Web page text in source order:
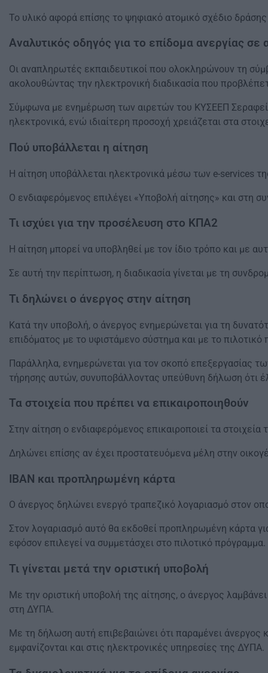
Το υλικό αφορά επίσης το ψηφιακό ατομικό σχέδιο
Αναλυτικός οδηγός για το επίδομα ανεργίας
Οι αναπληρωτές εκπαιδευτικοί που ολοκληρώνουν τη
ακολουθώντας την ηλεκτρονική διαδικασία που
Σύμφωνα με ενημέρωση των αιρετών του ΚΥΣΕΕΠ
ηλεκτρονικά, ενώ ιδιαίτερη προσοχή χρειάζεται στα
Πού υποβάλλεται η αίτηση
Η αίτηση υποβάλλεται ηλεκτρονικά μέσω των e-services
Ο ενδιαφερόμενος επιλέγει «Υποβολή αίτησης» και στη
Τι ισχύει για την προσέλευση στο ΚΠΑ2
Η αίτηση μπορεί να υποβληθεί με τον ίδιο τρόπο και με
Σε αυτή την περίπτωση, η διαδικασία γίνεται με τη
Τι δηλώνει ο άνεργος στην αίτηση
Κατά την υποβολή, ο άνεργος ενημερώνεται για τη
επιδόματος με το υφιστάμενο σύστημα και με το πιλοτικό
Παράλληλα, ενημερώνεται για τον σκοπό επεξεργασίας
τήρησης αυτών, συνυποβάλλοντας υπεύθυνη δήλωση ότι
Τα στοιχεία που πρέπει να επικαιροποιηθούν
Στην αίτηση ο ενδιαφερόμενος επικαιροποιεί τα
Δηλώνει επίσης αν έχει προστατευόμενα μέλη στην
ΙΒΑΝ και προπληρωμένη κάρτα
Ο άνεργος δηλώνει ενεργό τραπεζικό λογαριασμό στον
Στον λογαριασμό αυτό θα εκδοθεί προπληρωμένη κάρτα
εφόσον επιλεγεί να συμμετάσχει στο πιλοτικό πρόγραμμα.
Τι γίνεται μετά την οριστική υποβολή
Με την οριστική υποβολή της αίτησης, ο άνεργος
στη ΔΥΠΑ.
Με τη δήλωση αυτή επιβεβαιώνει ότι παραμένει άνεργος
εμφανίζονται και στις ηλεκτρονικές υπηρεσίες της ΔΥΠΑ.